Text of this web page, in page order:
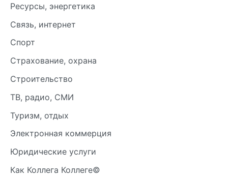
Ресурсы, энергетика
Связь, интернет
Спорт
Страхование, охрана
Строительство
ТВ, радио, СМИ
Туризм, отдых
Электронная коммерция
Юридические услуги
Как Коллега Коллеге©